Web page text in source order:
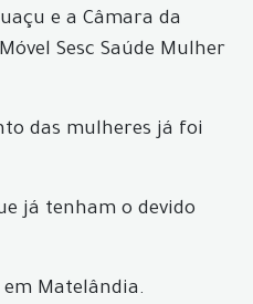
e a Câmara da
Sesc Saúde Mulher
das mulheres já foi
já tenham o devido
Matelândia.